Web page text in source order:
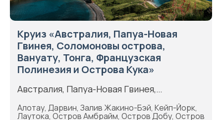
Круиз «Австралия, Папуа-Новая
Гвинея, Соломоновы острова,
Вануату, Тонга, Французская
Полинезия и Острова Кука»
Австралия, Папуа-Новая Гвинея,
Полинезия, Острова Кука
Алотау, Дарвин, Залив Жакино-Бэй, Кейп-Йорк,
Лаутока, Остров Амбрайм, Остров Добу, Остров